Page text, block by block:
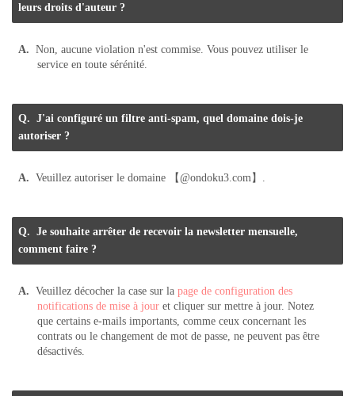
leurs droits d'auteur ?
Non, aucune violation n'est commise. Vous pouvez utiliser le
service en toute sérénité.
J'ai configuré un filtre anti-spam, quel domaine dois-je
autoriser ?
Veuillez autoriser le domaine 【@ondoku3.com】.
Je souhaite arrêter de recevoir la newsletter mensuelle,
comment faire ?
Veuillez décocher la case sur la page de configuration des
notifications de mise à jour et cliquer sur mettre à jour. Notez
que certains e-mails importants, comme ceux concernant les
contrats ou le changement de mot de passe, ne peuvent pas être
désactivés.